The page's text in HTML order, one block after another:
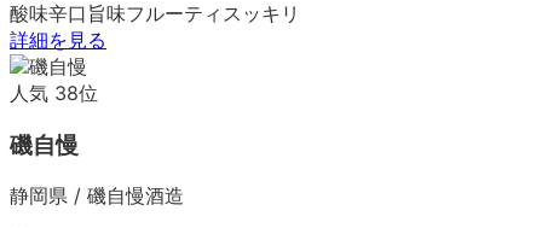
酸味辛口 旨味フルーティ スッキリ
詳細を見る
人気 38位
磯自慢
静岡県 / 磯自慢酒造